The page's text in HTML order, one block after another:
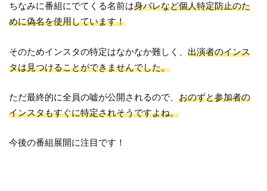
ちなみに番組にでてくる名前は身バレなど個人特定防止のた
めに偽名を使用しています！
そのためインスタの特定はなかなか難しく、出演者のインス
タは見つけることができませんでした。
ただ最終的に全員の嘘が公開されるので、おのずと参加者の
インスタもすぐに特定されそうですよね。
今後の番組展開に注目です！